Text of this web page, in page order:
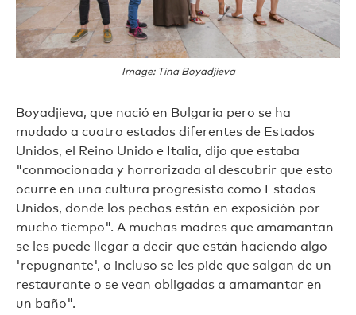
Image: Tina Boyadjieva
Boyadjieva, que nació en Bulgaria pero se ha
mudado a cuatro estados diferentes de Estados
Unidos, el Reino Unido e Italia, dijo que estaba
"conmocionada y horrorizada al descubrir que esto
ocurre en una cultura progresista como Estados
Unidos, donde los pechos están en exposición por
mucho tiempo". A muchas madres que amamantan
se les puede llegar a decir que están haciendo algo
'repugnante', o incluso se les pide que salgan de un
restaurante o se vean obligadas a amamantar en
un baño".